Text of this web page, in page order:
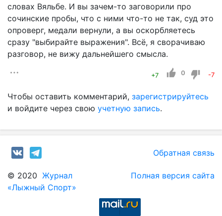
словах Вяльбе. И вы зачем-то заговорили про
сочинские пробы, что с ними что-то не так, суд это
опроверг, медали вернули, а вы оскорбляетесь
сразу "выбирайте выражения". Всё, я сворачиваю
разговор, не вижу дальнейшего смысла.
+7 0 -7
Чтобы оставить комментарий, зарегистрируйтесь
и войдите через свою учетную запись.
Обратная связь
© 2020 Журнал
«Лыжный Спорт»
Полная версия сайта